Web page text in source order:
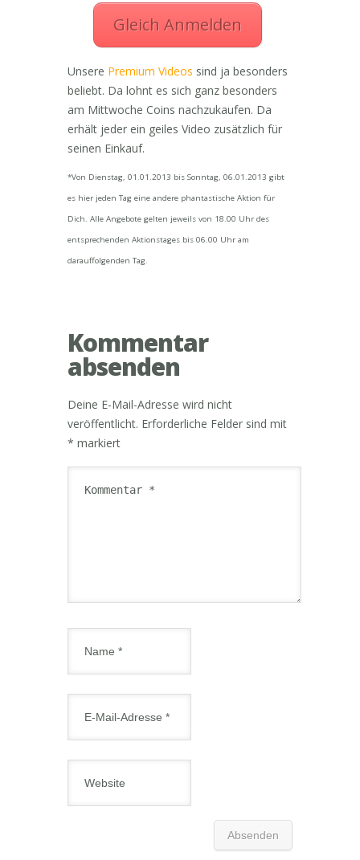
Gleich Anmelden
Unsere Premium Videos sind ja besonders
beliebt. Da lohnt es sich ganz besonders
am Mittwoche Coins nachzukaufen. Da
erhält jeder ein geiles Video zusätzlich für
seinen Einkauf.
*Von Dienstag, 01.01.2013 bis Sonntag, 06.01.2013 gibt
es hier jeden Tag eine andere phantastische Aktion für
Dich. Alle Angebote gelten jeweils von 18.00 Uhr des
entsprechenden Aktionstages bis 06.00 Uhr am
darauffolgenden Tag.
Kommentar
absenden
Deine E-Mail-Adresse wird nicht
veröffentlicht. Erforderliche Felder sind mit
* markiert